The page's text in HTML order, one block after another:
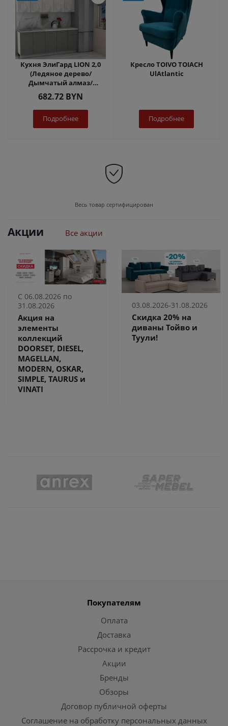
Кухня ЭлиГард LION 2,0
(Ледяное дерево/
Дымчатый алмаз/
Королевский опал)
682.72 BYN
Подробнее
Кресло TOIVO TOIACH
UlAtlantic
Подробнее
Весь товар сертифицирован
Акции Все акции
С 06.08.2026 по
31.08.2026
Акция на
элементы
коллекций
DOORSET, DIESEL,
MAGELLAN,
MODERN, OSKAR,
SIMPLE, TAURUS и
VINATI
03.08.2026-31.08.2026
Скидка 20% на
диваны Тойво и
Туули!
Покупателям
Оплата
Доставка
Рассрочка и кредит
Акции
Бренды
Обзоры
Договор публичной оферты
Соглашение на обработку персональных данных